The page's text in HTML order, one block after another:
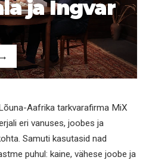
ja Ingvar
Aafrika tarkvarafirma MiX
eri vanuses, joobes ja
Samuti kasutasid nad
puhul: kaine, vähese joobe ja